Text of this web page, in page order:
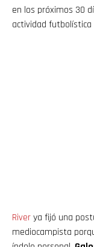
en los próximos 30
actividad
Riverya fijó una
mediocampista